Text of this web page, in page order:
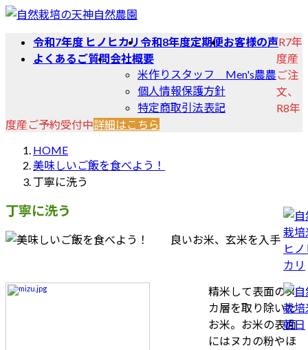
コ
キ
ナ
に
令和7年度 ヒノヒカリ令和8年度定期便お客様の声
よくあるご質問会社概要
米作りスタッフ Men's農農
個人情報保護方針
特定商取引法表記
R7年
度産
ご注
文、
R8年
度産ご予約受付中詳細はこちら
HOME
美味しいご飯を食べよう！
丁寧に洗う
丁寧に洗う
精米して表面のヌ
カ層を取り除いた
お米。お米の表面
にはヌカの粉やほ